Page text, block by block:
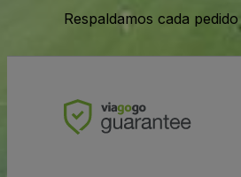
Respaldamos cada